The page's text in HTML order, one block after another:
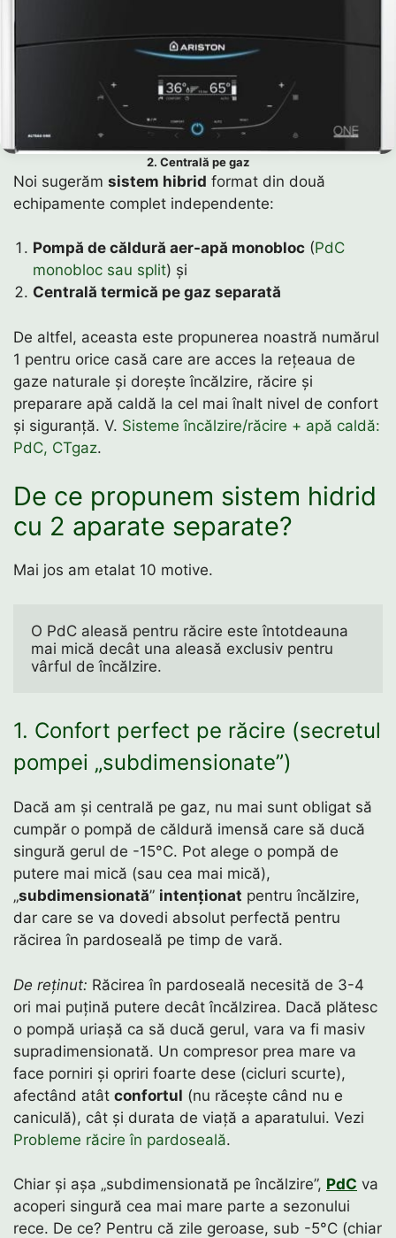
2. Centrală pe gaz
Noi sugerăm sistem hibrid format din două
echipamente complet independente:
Pompă de căldură aer-apă monobloc (PdC
monobloc sau split) și
Centrală termică pe gaz separată
De altfel, aceasta este propunerea noastră numărul
1 pentru orice casă care are acces la rețeaua de
gaze naturale și dorește încălzire, răcire și
preparare apă caldă la cel mai înalt nivel de confort
și siguranță. V. Sisteme încălzire/răcire + apă caldă:
PdC, CTgaz.
De ce propunem sistem hidrid
cu 2 aparate separate?
Mai jos am etalat 10 motive.
O PdC aleasă pentru răcire este întotdeauna
mai mică decât una aleasă exclusiv pentru
vârful de încălzire.
1. Confort perfect pe răcire (secretul
pompei „subdimensionate”)
Dacă am și centrală pe gaz, nu mai sunt obligat să
cumpăr o pompă de căldură imensă care să ducă
singură gerul de -15°C. Pot alege o pompă de
putere mai mică (sau cea mai mică),
„subdimensionată” intenționat pentru încălzire,
dar care se va dovedi absolut perfectă pentru
răcirea în pardoseală pe timp de vară.
De reținut: Răcirea în pardoseală necesită de 3-4
ori mai puțină putere decât încălzirea. Dacă plătesc
o pompă uriașă ca să ducă gerul, vara va fi masiv
supradimensionată. Un compresor prea mare va
face porniri și opriri foarte dese (cicluri scurte),
afectând atât confortul (nu răcește când nu e
caniculă), cât și durata de viață a aparatului. Vezi
Probleme răcire în pardoseală.
Chiar și așa „subdimensionată pe încălzire”, PdC va
acoperi singură cea mai mare parte a sezonului
rece. De ce? Pentru că zile geroase, sub -5°C (chiar